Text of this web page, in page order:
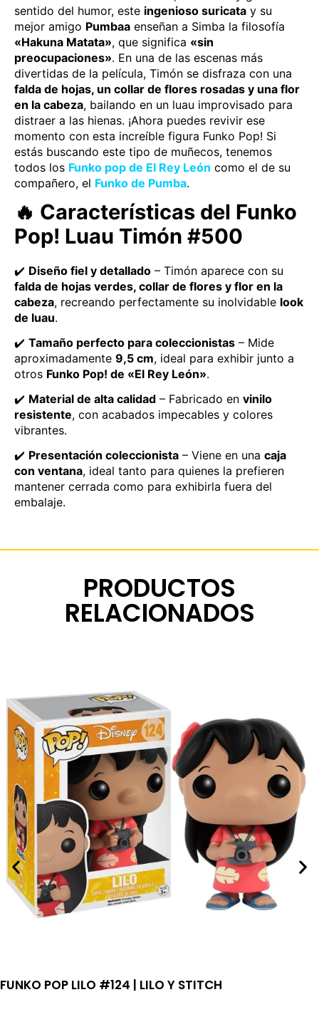
sentido del humor, este ingenioso suricata y su
mejor amigo Pumbaa enseñan a Simba la filosofía
«Hakuna Matata», que significa «sin
preocupaciones». En una de las escenas más
divertidas de la película, Timón se disfraza con una
falda de hojas, un collar de flores rosadas y una flor
en la cabeza, bailando en un luau improvisado para
distraer a las hienas. ¡Ahora puedes revivir ese
momento con esta increíble figura Funko Pop! Si
estás buscando este tipo de muñecos, tenemos
todos los Funko pop de El Rey León como el de su
compañero, el Funko de Pumba.
🔥 Características del Funko
Pop! Luau Timón #500
✔️ Diseño fiel y detallado – Timón aparece con su
falda de hojas verdes, collar de flores y flor en la
cabeza, recreando perfectamente su inolvidable look
de luau.
✔️ Tamaño perfecto para coleccionistas – Mide
aproximadamente 9,5 cm, ideal para exhibir junto a
otros Funko Pop! de «El Rey León».
✔️ Material de alta calidad – Fabricado en vinilo
resistente, con acabados impecables y colores
vibrantes.
✔️ Presentación coleccionista – Viene en una caja
con ventana, ideal tanto para quienes la prefieren
mantener cerrada como para exhibirla fuera del
embalaje.
PRODUCTOS
RELACIONADOS
FUNKO POP LILO #124 | LILO Y STITCH